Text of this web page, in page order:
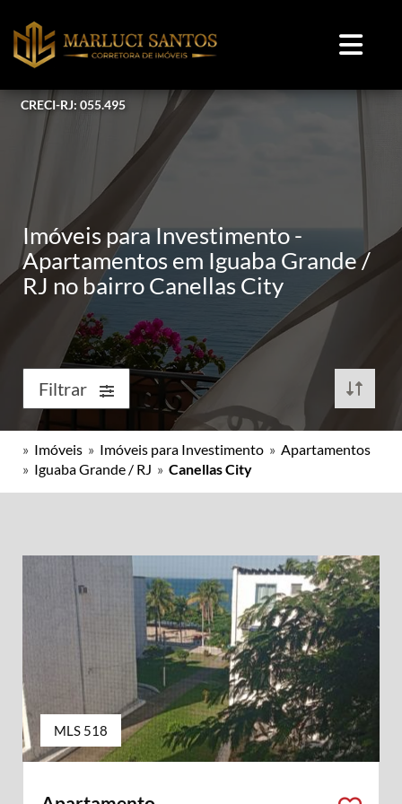
CRECI-RJ: 055.495
Imóveis para Investimento -
Apartamentos em Iguaba Grande /
RJ no bairro Canellas City
Filtrar
» Imóveis » Imóveis para Investimento » Apartamentos
» Iguaba Grande / RJ » Canellas City
MLS 518